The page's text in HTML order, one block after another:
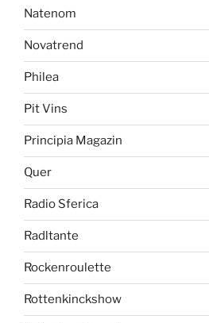
Natenom
Novatrend
Philea
Pit Vins
Principia Magazin
Quer
Radio Sferica
Radltante
Rockenroulette
Rottenkinckshow